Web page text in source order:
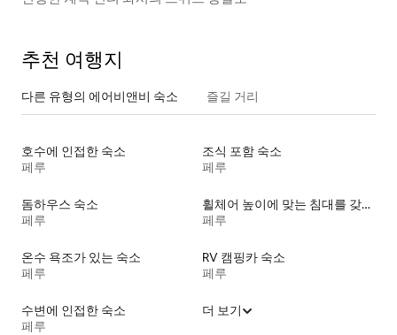
추천 여행지
다른 유형의 에어비앤비 숙소 즐길 거리
호수에 인접한 숙소
페루
조식 포함 숙소
페루
돔하우스 숙소
페루
휠체어 높이에 맞는 침대를 갖춘 숙소
페루
온수 욕조가 있는 숙소
페루
RV 캠핑카 숙소
페루
수변에 인접한 숙소
페루
더 보기